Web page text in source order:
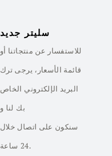
سليتر جديد
للاستفسار عن منتجاتنا أو
قائمة الأسعار، يرجى ترك
البريد الإلكتروني الخاص
بك لنا و
سنكون على اتصال خلال
24 ساعة.